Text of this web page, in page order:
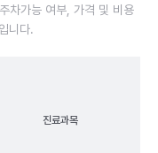
차가능 여부, 가격 및 비용
니다.
진료과목